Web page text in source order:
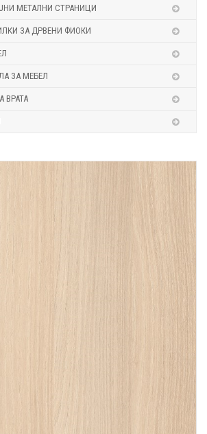
МЕТАЛНИ СТРАНИЦИ
ЗА ДРВЕНИ ФИОКИ
ЗА МЕБЕЛ
ВРАТА